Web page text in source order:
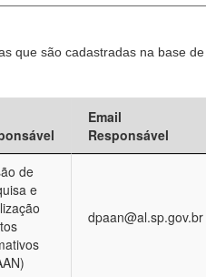
que são cadastradas na base de
Email
Responsável
de
e
dpaan@al.sp.gov.br